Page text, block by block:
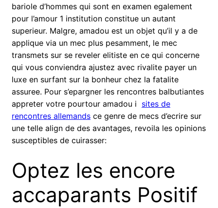
bariole d’hommes qui sont en examen egalement
pour l’amour 1 institution constitue un autant
superieur. Malgre, amadou est un objet qu’il y a de
applique via un mec plus pesamment, le mec
transmets sur se reveler elitiste en ce qui concerne
qui vous conviendra ajustez avec rivalite payer un
luxe en surfant sur la bonheur chez la fatalite
assuree. Pour s’epargner les rencontres balbutiantes
appreter votre pourtour amadou i sites de
rencontres allemands ce genre de mecs d’ecrire sur
une telle align de des avantages, revoila les opinions
susceptibles de cuirasser:
Optez les encore
accaparants Positif